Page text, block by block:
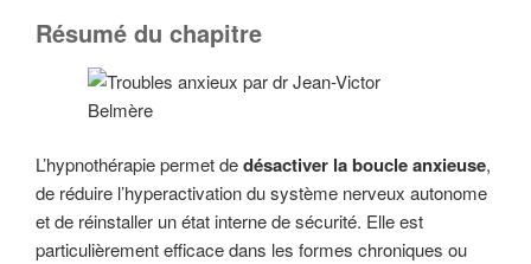
Résumé du chapitre
L’hypnothérapie permet dedésactiver la boucle anxieuse,
de réduire l’hyperactivation du système nerveux autonome
et de réinstaller un état interne de sécurité. Elle est
particulièrement efficace dans les formes chroniques ou